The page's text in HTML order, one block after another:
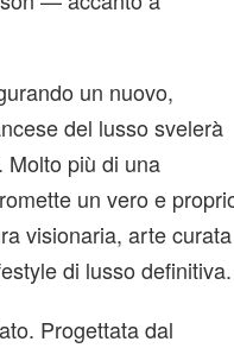
un nuovo,
del lusso svelerà
Molto più di una
un vero e
visionaria, arte curata
di lusso definitiva.
Progettata dal